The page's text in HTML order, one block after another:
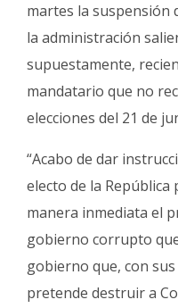
martes la suspensión
la administración
supuestamente,
mandatario que no
elecciones del 21 de
“Acabo de dar
electo de la República
manera inmediata el
gobierno corrupto
gobierno que, con
pretende destruir a